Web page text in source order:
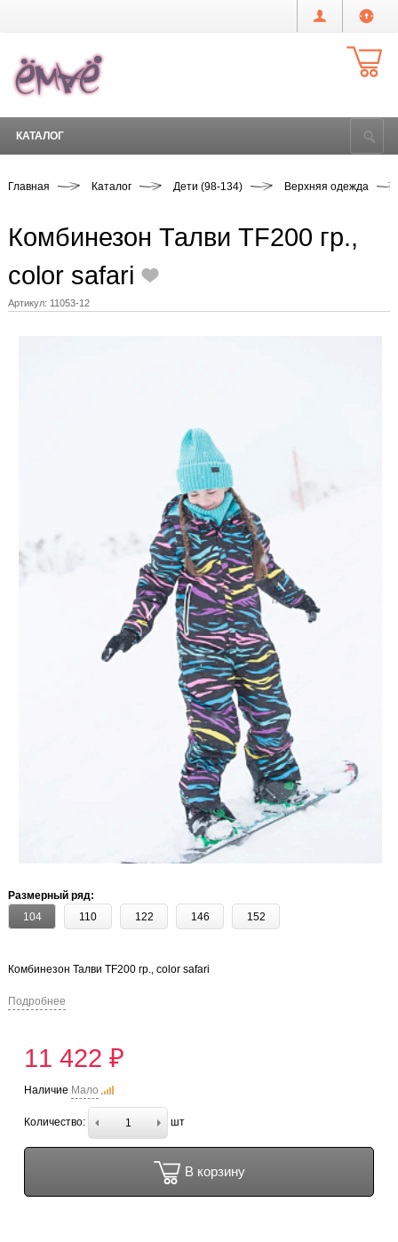
КАТАЛОГ
Главная Каталог Дети (98-134) Верхняя одежда
Комбинезон Талви TF200 гр.,
color safari
Артикул: 11053-12
Размерный ряд:
104
110 122 146 152
Комбинезон Талви TF200 гр., color safari
Подробнее
11 422 ₽
Наличие Мало
Количество: шт
В корзину